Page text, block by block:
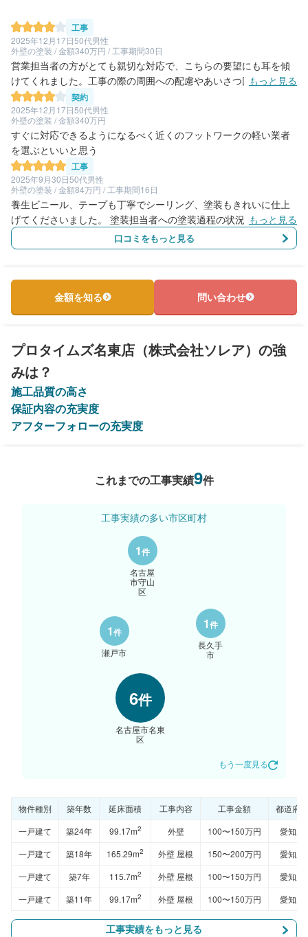
工事
2025年12月17日50代男性
外壁の塗装 / 金額340万円 / 工事期間30日
営業担当者の方がとても親切な対応で、こちらの要望にも耳を傾
けてくれました。工事の際の周囲への配慮やあいさつ回りもしっ
かりありましたし、工事期間についても仕上がりについてもおお
むね満足してます。お勧めできます。
もっと見る
契約
2025年12月17日50代男性
外壁の塗装 / 金額340万円
すぐに対応できるようになるべく近くのフットワークの軽い業者
を選ぶといいと思う
工事
2025年9月30日50代男性
外壁の塗装 / 金額84万円 / 工事期間16日
養生ビニール、テープも丁寧でシーリング、塗装もきれいに仕上
げてくださいました。 塗装担当者への塗装過程の状況確認や質問
に対してもお客様に寄り添った納得の回答ですごく安心しまし
た。 完了検査で少し塗装むら、たれ、別色の塗料とびはありまし
当日翌日の作業内容も伝わり、とても良かったです。 【別件での
ご確認】メールに”クチコミに不備があります”とありますが、どこ
に不備があったのかわかりません。訂正しますのでご教示くださ
もっと見る
口コミをもっと見る
金額を知る 問い合わせ
プロタイムズ名東店（株式会社ソレア）の強
みは？
施工品質の高さ
保証内容の充実度
アフターフォローの充実度
これまでの工事実績9件
6件
名古屋市名東
区
1件
名古屋
市守山
区
1件
瀬戸市
1件
長久手
市
工事実績の多い市区町村
もう一度見る
物件種別 築年数 延床面積 工事内容 工事金額
都道府県
一戸建て
築24年 99.17m2 外壁 100〜150万円
愛知県
一戸建て
築18年 165.29m2 外壁 屋根 150〜200万円
愛知県
一戸建て
築7年 115.7m2 外壁 屋根 100〜150万円
愛知県
一戸建て
築11年 99.17m2 外壁 屋根 100〜150万円 愛知県
工事実績をもっと見る